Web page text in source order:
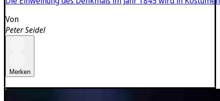
Von
Peter Seidel
Merken